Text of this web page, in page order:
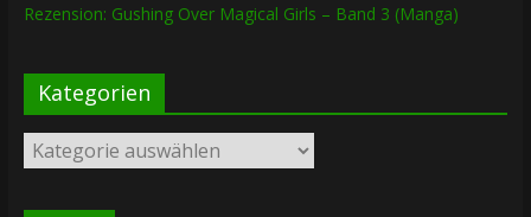
Rezension: Gushing Over Magical Girls – Band 3 (Manga)
Kategorien
Kategorien